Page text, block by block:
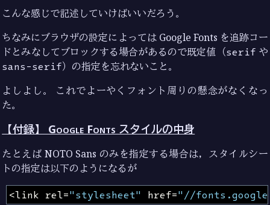
こんな感じで記述していけばいいだろう。
ちなみにブラウザの設定によっては Google Fonts を追跡コー
ドとみなしてブロックする場合があるので既定値（serif や
sans-serif）の指定を忘れないこと。
よしよし。 これでよーやくフォント周りの懸念がなくなっ
た。
【付録】 Google Fonts スタイルの中身
たとえば NOTO Sans のみを指定する場合は，スタイルシー
トの指定は以下のようになるが
<link rel="stylesheet" href="//